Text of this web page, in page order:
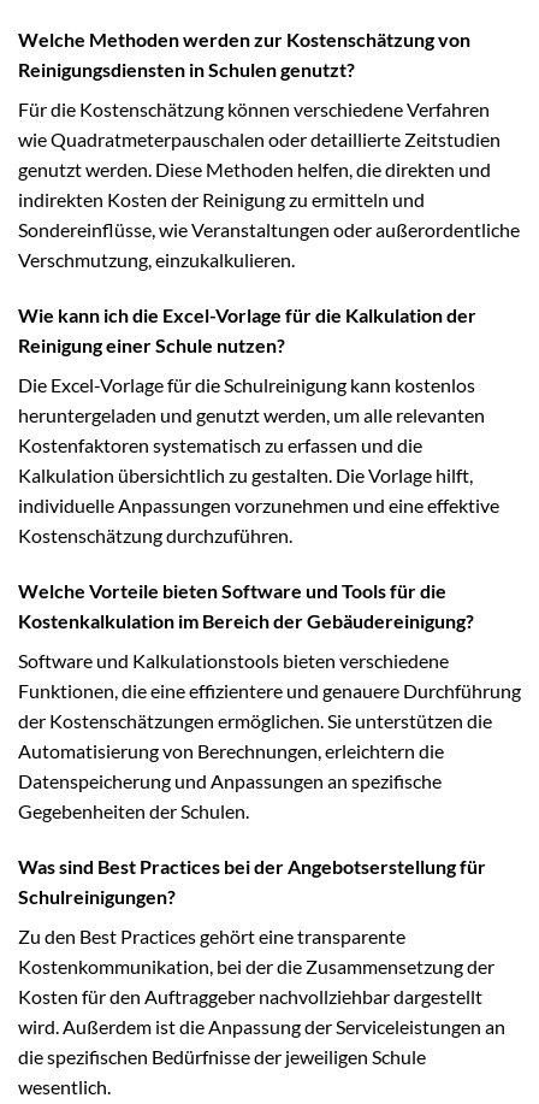
Welche Methoden werden zur Kostenschätzung von
Reinigungsdiensten in Schulen genutzt?
Für die Kostenschätzung können verschiedene Verfahren
wie Quadratmeterpauschalen oder detaillierte Zeitstudien
genutzt werden. Diese Methoden helfen, die direkten und
indirekten Kosten der Reinigung zu ermitteln und
Sondereinflüsse, wie Veranstaltungen oder außerordentliche
Verschmutzung, einzukalkulieren.
Wie kann ich die Excel-Vorlage für die Kalkulation der
Reinigung einer Schule nutzen?
Die Excel-Vorlage für die Schulreinigung kann kostenlos
heruntergeladen und genutzt werden, um alle relevanten
Kostenfaktoren systematisch zu erfassen und die
Kalkulation übersichtlich zu gestalten. Die Vorlage hilft,
individuelle Anpassungen vorzunehmen und eine effektive
Kostenschätzung durchzuführen.
Welche Vorteile bieten Software und Tools für die
Kostenkalkulation im Bereich der Gebäudereinigung?
Software und Kalkulationstools bieten verschiedene
Funktionen, die eine effizientere und genauere Durchführung
der Kostenschätzungen ermöglichen. Sie unterstützen die
Automatisierung von Berechnungen, erleichtern die
Datenspeicherung und Anpassungen an spezifische
Gegebenheiten der Schulen.
Was sind Best Practices bei der Angebotserstellung für
Schulreinigungen?
Zu den Best Practices gehört eine transparente
Kostenkommunikation, bei der die Zusammensetzung der
Kosten für den Auftraggeber nachvollziehbar dargestellt
wird. Außerdem ist die Anpassung der Serviceleistungen an
die spezifischen Bedürfnisse der jeweiligen Schule
wesentlich.